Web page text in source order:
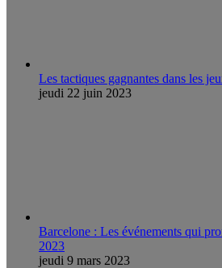
Les tactiques gagnantes dans les
jeudi 22 juin 2023
Barcelone : Les événements qui
2023
jeudi 9 mars 2023